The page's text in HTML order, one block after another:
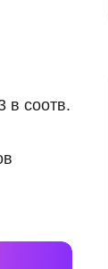
в соотв.